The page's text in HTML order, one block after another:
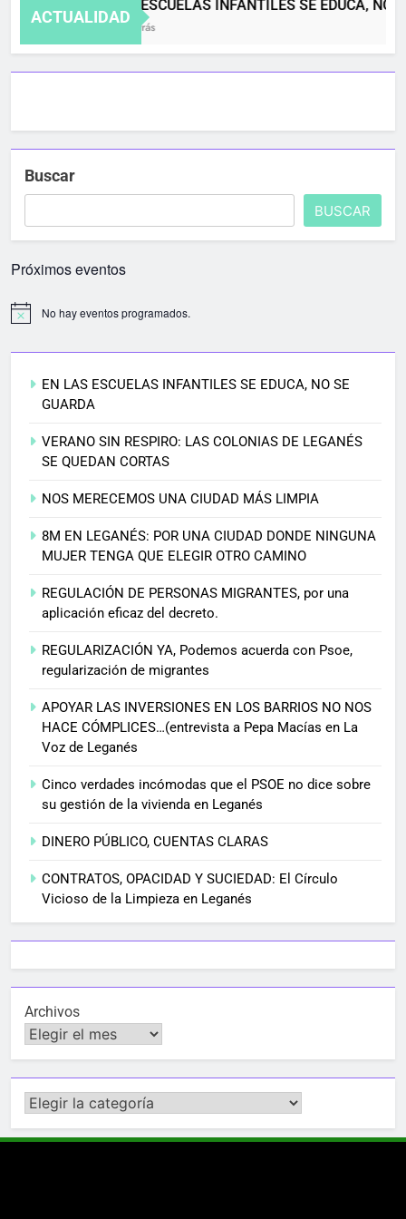
ACTUALIDAD
EN LAS ESCUELAS INFANTILES SE EDUCA, NO
4 Meses Atrás
Buscar
BUSCAR
Próximos eventos
No hay eventos programados.
EN LAS ESCUELAS INFANTILES SE EDUCA, NO SE
GUARDA
VERANO SIN RESPIRO: LAS COLONIAS DE LEGANÉS
SE QUEDAN CORTAS
NOS MERECEMOS UNA CIUDAD MÁS LIMPIA
8M EN LEGANÉS: POR UNA CIUDAD DONDE NINGUNA
MUJER TENGA QUE ELEGIR OTRO CAMINO
REGULACIÓN DE PERSONAS MIGRANTES, por una
aplicación eficaz del decreto.
REGULARIZACIÓN YA, Podemos acuerda con Psoe,
regularización de migrantes
APOYAR LAS INVERSIONES EN LOS BARRIOS NO NOS
HACE CÓMPLICES…(entrevista a Pepa Macías en La
Voz de Leganés
Cinco verdades incómodas que el PSOE no dice sobre
su gestión de la vivienda en Leganés
DINERO PÚBLICO, CUENTAS CLARAS
CONTRATOS, OPACIDAD Y SUCIEDAD: El Círculo
Vicioso de la Limpieza en Leganés
Archivos
Categorías